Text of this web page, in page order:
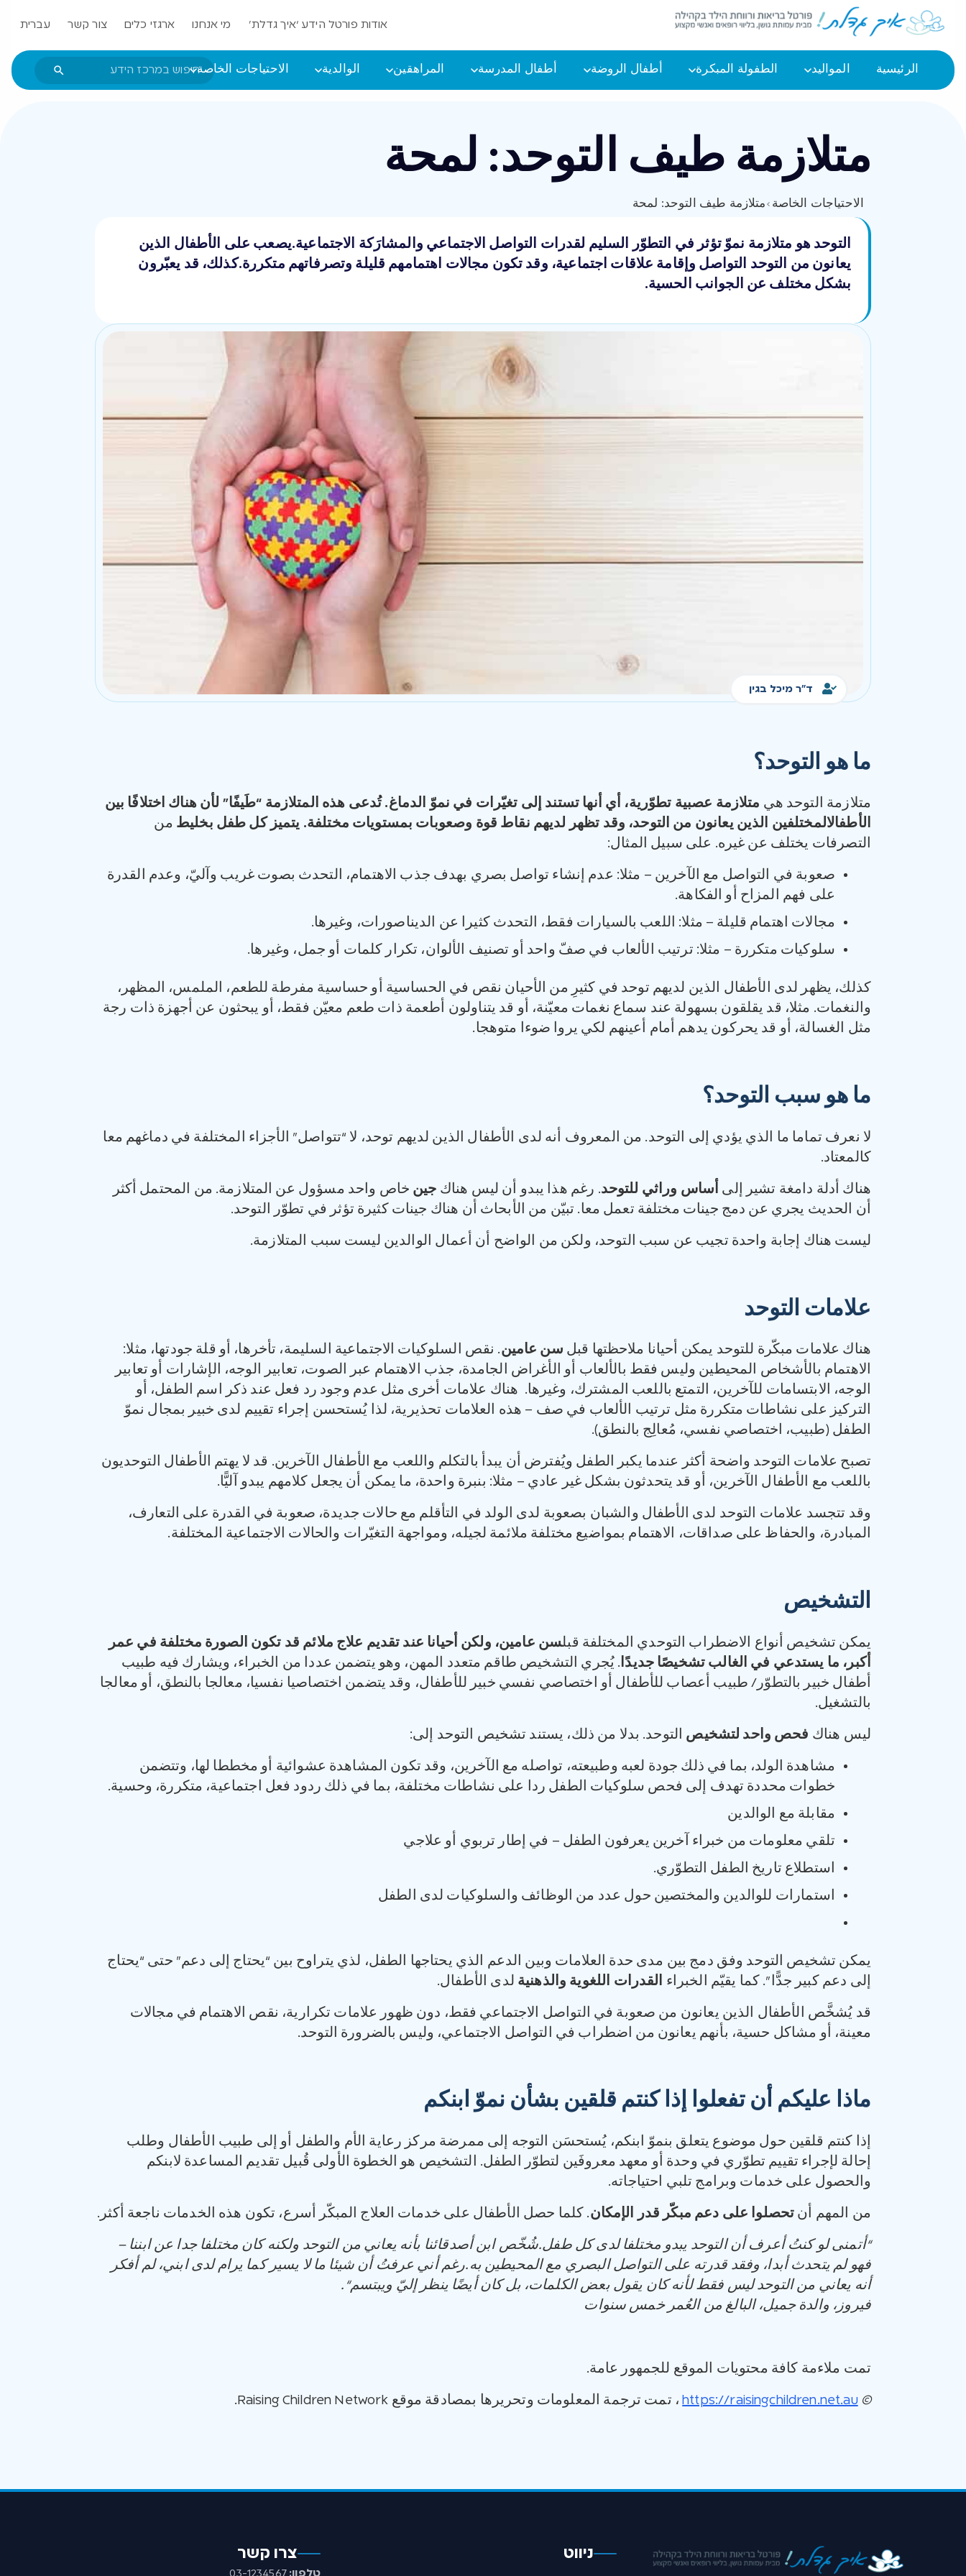
אודות פורטל הידע ‘איך גדלת’ מי אנחנו ארגזי כלים צור קשר עברית
الرئيسية المواليد الطفولة المبكرة أطفال الروضة أطفال المدرسة المراهقين الوالدية الاحتياجات الخاصة
متلازمة طيف التوحد: لمحة
الاحتياجات الخاصة ›متلازمة طيف التوحد: لمحة
التوحد هو متلازمة نموّ تؤثر في التطوّر السليم لقدرات التواصل الاجتماعي والمشارَكة الاجتماعية.يصعب على الأطفال الذين
يعانون من التوحد التواصل وإقامة علاقات اجتماعية، وقد تكون مجالات اهتمامهم قليلة وتصرفاتهم متكررة.كذلك، قد يعبّرون
بشكل مختلف عن الجوانب الحسية.
ד"ר מיכל בגין
ما هو التوحد؟
متلازمة التوحد هي متلازمة عصبية تطوّرية، أي أنها تستند إلى تغيّرات في نموّ الدماغ. تُدعى هذه المتلازمة “طَيفًا” لأن هناك اختلافًا بين
الأطفالالمختلفين الذين يعانون من التوحد، وقد تظهر لديهم نقاط قوة وصعوبات بمستويات مختلفة. يتميز كل طفل بخليط من
التصرفات يختلف عن غيره. على سبيل المثال:
صعوبة في التواصل مع الآخرين – مثلا: عدم إنشاء تواصل بصري بهدف جذب الاهتمام، التحدث بصوت غريب وآليّ، وعدم القدرة
على فهم المزاح أو الفكاهة.
مجالات اهتمام قليلة – مثلا: اللعب بالسيارات فقط، التحدث كثيرا عن الديناصورات، وغيرها.
سلوكيات متكررة – مثلا: ترتيب الألعاب في صفّ واحد أو تصنيف الألوان، تكرار كلمات أو جمل، وغيرها.
كذلك، يظهر لدى الأطفال الذين لديهم توحد في كثيرِ من الأحيان نقص في الحساسية أو حساسية مفرطة للطعم، الملمس، المظهر،
والنغمات. مثلا، قد يقلقون بسهولة عند سماع نغمات معيّنة، أو قد يتناولون أطعمة ذات طعم معيّن فقط، أو يبحثون عن أجهزة ذات رجة
مثل الغسالة، أو قد يحركون يدهم أمام أعينهم لكي يروا ضوءا متوهجا.
ما هو سبب التوحد؟
لا نعرف تماما ما الذي يؤدي إلى التوحد. من المعروف أنه لدى الأطفال الذين لديهم توحد، ‏لا “تتواصل” الأجزاء المختلفة في دماغهم معا
كالمعتاد.
هناك أدلة دامغة تشير إلى أساس وراثي للتوحد. رغم هذا يبدو أن ليس هناك جين خاص واحد مسؤول عن المتلازمة. من المحتمل أكثر
أن الحديث يجري عن دمج جينات مختلفة تعمل معا. تبيّن من الأبحاث أن هناك جينات كثيرة تؤثر في تطوّر التوحد.
ليست هناك إجابة واحدة تجيب عن سبب التوحد، ولكن من الواضح أن أعمال الوالدين ليست سبب المتلازمة.
علامات التوحد
هناك علامات مبكّرة للتوحد يمكن أحيانا ملاحظتها قبل سن عامين. نقص السلوكيات الاجتماعية السليمة، تأخرها، أو قلة جودتها، مثلا:
الاهتمام بالأشخاص المحيطين وليس فقط بالألعاب أو الأغراض الجامدة، جذب الاهتمام عبر الصوت، تعابير الوجه، الإشارات أو تعابير
الوجه، الابتسامات للآخرين، التمتع باللعب المشترك، وغيرها. هناك علامات أخرى مثل عدم وجود رد فعل عند ذكر اسم الطفل، أو
التركيز على نشاطات متكررة مثل ترتيب الألعاب في صف – هذه العلامات تحذيرية، لذا يُستحسن إجراء تقييم لدى خبير بمجال نموّ
الطفل (طبيب، اختصاصي نفسي، مُعالِج بالنطق).
تصبح علامات التوحد واضحة أكثر عندما يكبر الطفل ويُفترض أن يبدأ بالتكلم واللعب مع الأطفال الآخرين. قد لا يهتم الأطفال التوحديون
باللعب مع الأطفال الآخرين، أو قد يتحدثون بشكل غير عادي – مثلا: بنبرة واحدة، ما يمكن أن يجعل كلامهم يبدو آليًّا.
وقد تتجسد علامات التوحد لدى الأطفال والشبان بصعوبة لدى الولد في التأقلم مع حالات جديدة، صعوبة في القدرة على التعارف،
المبادرة، والحفاظ على صداقات، الاهتمام بمواضيع مختلفة ملائمة لجيله، ومواجهة التغيّرات والحالات الاجتماعية المختلفة.
التشخيص
يمكن تشخيص أنواع الاضطراب التوحدي المختلفة قبلسن عامين، ولكن أحيانا عند تقديم علاج ملائم قد تكون الصورة مختلفة في عمر
أكبر، ما يستدعي في الغالب تشخيصًا جديدًا . يُجري التشخيص طاقم متعدد المهن، وهو يتضمن عددا من الخبراء، ويشارك فيه طبيب
أطفال خبير بالتطوّر/ طبيب أعصاب للأطفال أو اختصاصي نفسي خبير للأطفال، وقد يتضمن اختصاصيا نفسيا، معالجا بالنطق، أو معالجا
بالتشغيل.
ليس هناك فحص واحد لتشخيص التوحد. بدلا من ذلك، يستند تشخيص التوحد إلى:
مشاهدة الولد، بما في ذلك جودة لعبه وطبيعته، تواصله مع الآخرين، وقد تكون المشاهدة عشوائية أو مخططا لها، وتتضمن
خطوات محددة تهدف إلى فحص سلوكيات الطفل ردا على نشاطات مختلفة، بما في ذلك ردود فعل اجتماعية، متكررة، وحسية.
مقابلة مع الوالدين
تلقي معلومات من خبراء آخرين يعرفون الطفل – في إطار تربوي أو علاجي
استطلاع تاريخ الطفل التطوّري.
استمارات للوالدين والمختصين حول عدد من الوظائف والسلوكيات لدى الطفل
يمكن تشخيص التوحد وفق دمج بين مدى حدة العلامات وبين الدعم الذي يحتاجها الطفل، لذي يتراوح بين “يحتاج إلى دعم” حتى “يحتاج
إلى دعم كبير جدًّا”. كما يقيّم الخبراء
القدرات اللغوية والذهنية لدى الأطفال.
قد يُشخَّص الأطفال الذين يعانون من صعوبة في التواصل الاجتماعي فقط، دون ظهور علامات تكرارية، نقص الاهتمام في مجالات
معينة، أو مشاكل حسية، بأنهم يعانون من اضطراب في التواصل الاجتماعي، وليس بالضرورة التوحد.
ماذا عليكم أن تفعلوا إذا كنتم قلقين بشأن نموّ ابنكم
إذا كنتم قلقين حول موضوع يتعلق بنموّ ابنكم، يُستحسَن التوجه إلى ممرضة مركز رعاية الأم والطفل أو إلى طبيب الأطفال وطلب
إحالة لإجراء تقييم تطوّري في وحدة أو معهد معروفَين لتطوّر الطفل. التشخيص هو الخطوة الأولى قُبيل تقديم المساعدة لابنكم
والحصول على خدمات وبرامج تلبي احتياجاته.
من المهم أن تحصلوا على دعم مبكّر قدر الإمكان. كلما حصل الأطفال على خدمات العلاج المبكّر أسرع، تكون هذه الخدمات ناجعة أكثر.
“أتمنى لو كنتُ أعرف أن التوحد يبدو مختلفا لدى كل طفل.شُخّص ابن أصدقائنا بأنه يعاني من التوحد ولكنه كان مختلفا جدا عن ابننا–
فهو لم يتحدث أبدا، وفقد قدرته على التواصل البصري مع المحيطين به .رغم أني عرفتُ أن شيئا ما لا يسير كما يرام لدى ابني، لم أفكر
أنه يعاني من التوحد ليس فقط لأنه كان يقول بعض الكلمات، بل كان أيضًا ينظر إليّ ويبتسم“.
فيروز، والدة جميل، البالغ من العُمر خمس سنوات
تمت ملاءمة كافة محتويات الموقع للجمهور عامة.
©
https://raisingchildren.net.au ، تمت ترجمة المعلومات وتحريرها بمصادقة موقع Raising Children Network.
ניווט צרו קשר